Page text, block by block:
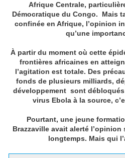
Afrique Centrale,
Démocratique du Congo. Mais
confinée en Afrique, l’opinion
qu’une
À partir du moment où cette
frontières africaines en
l’agitation est totale. Des
fonds de plusieurs milliards,
développement sont
virus Ebola à la source,
Pourtant, une jeune
Brazzaville avait alerté
longtemps. Mais qui